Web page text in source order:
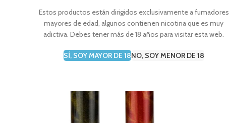
Estos productos están dirigidos exclusivamente a fumadores
mayores de edad, algunos contienen nicotina que es muy
adictiva. Debes tener más de 18 años para visitar esta web.
SÍ, SOY MAYOR DE 18NO, SOY MENOR DE 18